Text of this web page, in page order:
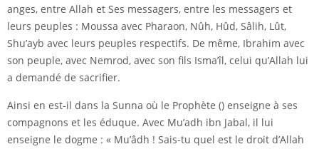
anges, entre Allah et Ses messagers, entre les messagers et
leurs peuples : Moussa avec Pharaon, Nûh, Hûd, Sâlih, Lût,
Shu’ayb avec leurs peuples respectifs. De même, Ibrahim avec
son peuple, avec Nemrod, avec son fils Isma’îl, celui qu’Allah lui
a demandé de sacrifier.
Ainsi en est-il dans la Sunna où le Prophète () enseigne à ses
compagnons et les éduque. Avec Mu’adh ibn Jabal, il lui
enseigne le dogme : « Mu’âdh ! Sais-tu quel est le droit d’Allah